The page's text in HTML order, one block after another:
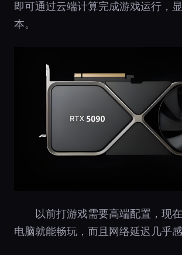
即可通过云端计算完成游戏运行，
本。
以前打游戏需要高端配置，现
电脑就能畅玩，而且网络延迟几乎感